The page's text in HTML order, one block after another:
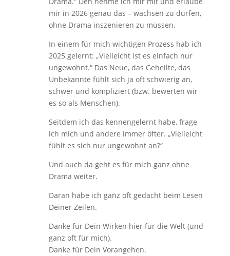
mir in 2026 genau das – wachsen zu dürfen,
ohne Drama inszenieren zu müssen.
In einem für mich wichtigen Prozess hab ich
2025 gelernt: „Vielleicht ist es einfach nur
ungewohnt.“ Das Neue, das Geheilte, das
Unbekannte fühlt sich ja oft schwierig an,
schwer und kompliziert (bzw. bewerten wir
es so als Menschen).
Seitdem ich das kennengelernt habe, frage
ich mich und andere immer öfter. „Vielleicht
fühlt es sich nur ungewohnt an?“
Und auch da geht es für mich ganz ohne
Drama weiter.
Daran habe ich ganz oft gedacht beim Lesen
Deiner Zeilen.
Danke für Dein Wirken hier für die Welt (und
ganz oft für mich).
Danke für Dein Vorangehen.